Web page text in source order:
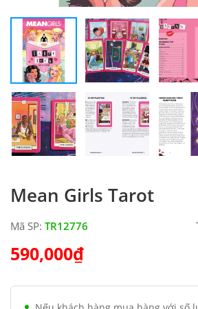
Mean Girls Tarot
Mã SP: TR12776
590,000₫